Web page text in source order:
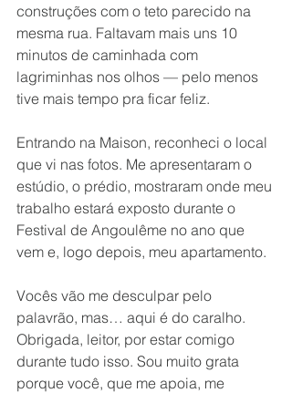
construções com o teto parecido na
mesma rua. Faltavam mais uns 10
minutos de caminhada com
lagriminhas nos olhos — pelo menos
tive mais tempo pra ficar feliz.
Entrando na Maison, reconheci o local
que vi nas fotos. Me apresentaram o
estúdio, o prédio, mostraram onde meu
trabalho estará exposto durante o
Festival de Angoulême no ano que
vem e, logo depois, meu apartamento.
Vocês vão me desculpar pelo
palavrão, mas… aqui é do caralho.
Obrigada, leitor, por estar comigo
durante tudo isso. Sou muito grata
porque você, que me apoia, me